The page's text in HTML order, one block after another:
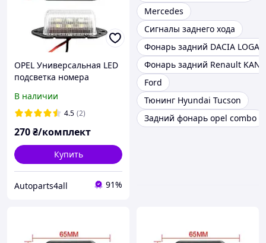
OPEL Универсальная LED
подсветка номера
светодиодная фонарь
номерного знаку диодная
В наличии
4.5 (2)
270₴/комплект
Купить
Autoparts4all 91%
Mercedes
Сигналы заднего хода
Фонарь задний DACIA LOGAN
Фонарь задний Renault
Ford
Тюнинг Hyundai Tucson
Задний фонарь opel combo